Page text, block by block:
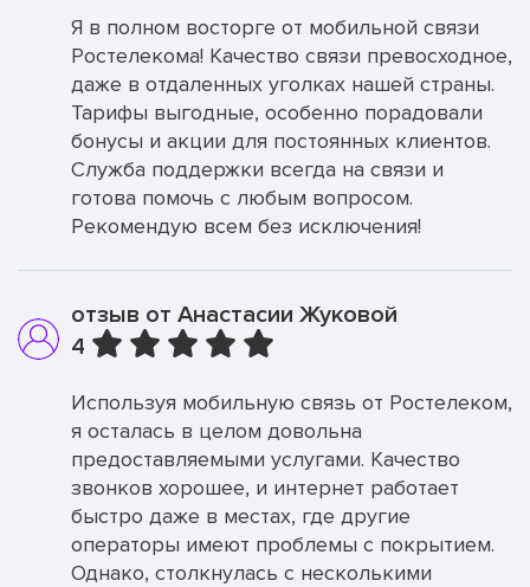
Я в полном восторге от мобильной связи
Ростелекома! Качество связи превосходное,
даже в отдаленных уголках нашей страны.
Тарифы выгодные, особенно порадовали
бонусы и акции для постоянных клиентов.
Служба поддержки всегда на связи и
готова помочь с любым вопросом.
Рекомендую всем без исключения!
отзыв от Анастасии Жуковой
4
Используя мобильную связь от Ростелеком,
я осталась в целом довольна
предоставляемыми услугами. Качество
звонков хорошее, и интернет работает
быстро даже в местах, где другие
операторы имеют проблемы с покрытием.
Однако, столкнулась с несколькими